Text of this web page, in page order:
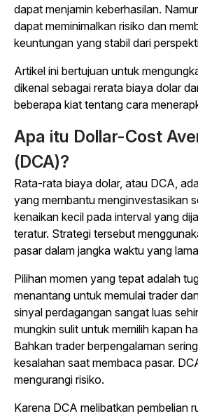
dapat menjamin keberhasilan.
dapat meminimalkan risiko dan
keuntungan yang stabil dari
Artikel ini bertujuan untuk
dikenal sebagai rerata biaya dolar
beberapa kiat tentang cara
Apa itu Dollar-Cost
(DCA)?
Rata-rata biaya dolar, atau DCA,
yang membantu menginvestasikan
kenaikan kecil pada interval yang
teratur. Strategi tersebut
pasar dalam jangka waktu yang
Pilihan momen yang tepat adalah
menantang untuk memulai trader
sinyal perdagangan sangat luas
mungkin sulit untuk memilih kapan
Bahkan trader berpengalaman
kesalahan saat membaca pasar.
mengurangi risiko.
Karena DCA melibatkan pembelian